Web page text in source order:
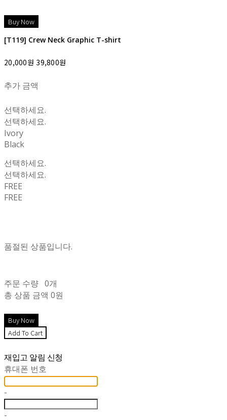
[T119] Crew Neck Graphic T-shirt
20,000원39,800원
추가 금액
선택하세요.
선택하세요.
Ivory
Black
선택하세요.
선택하세요.
FREE
FREE
품절된 상품입니다.
주문 수량 0개
총 상품 금액 0원
재입고 알림 신청
휴대폰 번호
-
-